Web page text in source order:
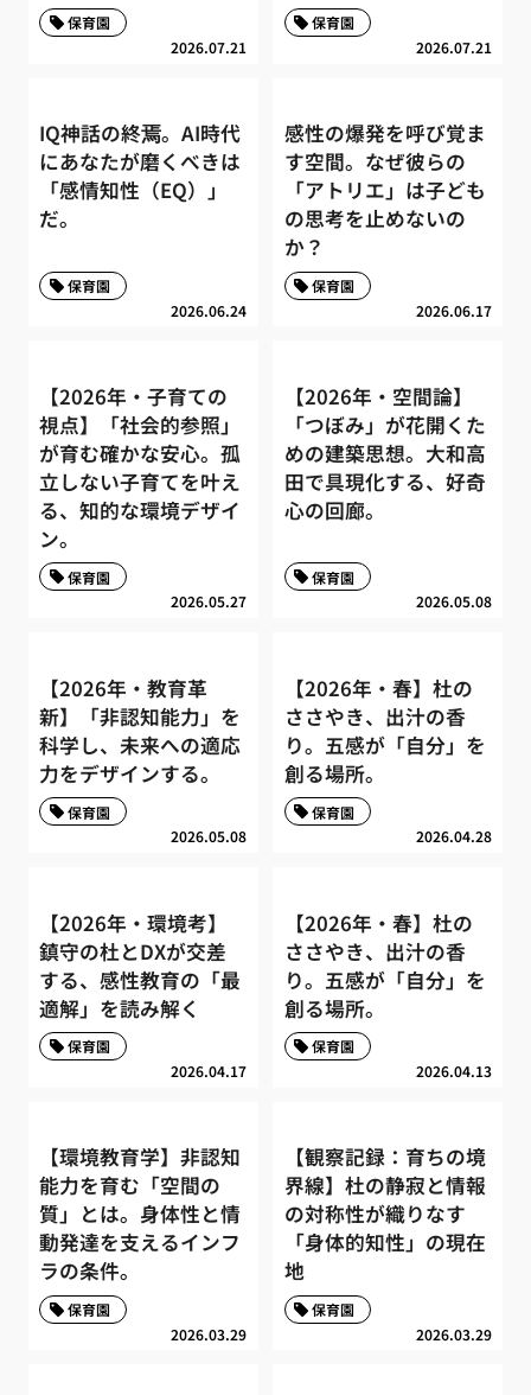
2026.07.21
保育園
2026.07.21
保育園
IQ神話の終焉。AI時代
にあなたが磨くべきは
「感情知性（EQ）」
だ。
2026.06.24
保育園
感性の爆発を呼び覚ま
す空間。なぜ彼らの
「アトリエ」は子ども
の思考を止めないの
か？
2026.06.17
保育園
【2026年・子育ての
視点】「社会的参照」
が育む確かな安心。孤
立しない子育てを叶え
る、知的な環境デザイ
ン。
2026.05.27
保育園
【2026年・空間論】
「つぼみ」が花開くた
めの建築思想。大和高
田で具現化する、好奇
心の回廊。
2026.05.08
保育園
【2026年・教育革
新】「非認知能力」を
科学し、未来への適応
力をデザインする。
2026.05.08
保育園
【2026年・春】杜の
ささやき、出汁の香
り。五感が「自分」を
創る場所。
2026.04.28
保育園
【2026年・環境考】
鎮守の杜とDXが交差
する、感性教育の「最
適解」を読み解く
2026.04.17
保育園
【2026年・春】杜の
ささやき、出汁の香
り。五感が「自分」を
創る場所。
2026.04.13
保育園
【環境教育学】非認知
能力を育む「空間の
質」とは。身体性と情
動発達を支えるインフ
ラの条件。
2026.03.29
保育園
【観察記録：育ちの境
界線】杜の静寂と情報
の対称性が織りなす
「身体的知性」の現在
地
2026.03.29
保育園